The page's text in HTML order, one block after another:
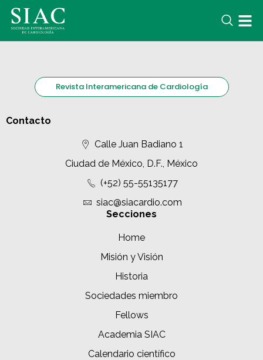
Revista Interamericana de Cardiología
Contacto
Calle Juan Badiano 1
Ciudad de México, D.F., México
(+52) 55-55135177
siac@siacardio.com
Secciones
Home
Misión y Visión
Historia
Sociedades miembro
Fellows
Academia SIAC
Calendario científico